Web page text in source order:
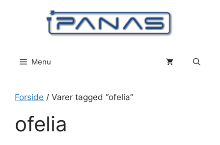
Menu
Forside / Varer tagged “ofelia”
ofelia